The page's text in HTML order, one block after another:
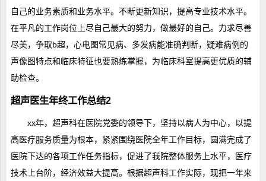
自己的业务素质和业务水平。不断更新知识，提高专业技术水平。
在平凡的工作岗位上尽自己最大的努力，做最好的自己。力求尽善
尽美，争取b超，心电图常见病、多发病能准确判断，疑难病例的
声像图特点和临床特征也要熟练掌握，为临床科室提高更优质的辅
助检查。
超声医生年终工作总结2
xx年，超声科在医院党委的领导下，坚持以病人为中心，以提
高医疗服务质量为根本，紧紧围绕医院全年工作目标，圆满完成了
医院下达的各项工作任务指标，促进了我院整体服务上水平，医疗
技术上台阶，经济效益大提高。根据超声科工作实际，现把一年来